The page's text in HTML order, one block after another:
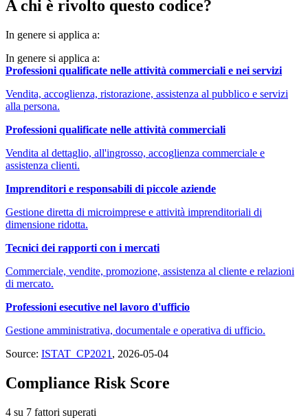
A chi è rivolto questo codice?
In genere si applica a:
In genere si applica a:
Professioni qualificate nelle attività commerciali e nei servizi
Vendita, accoglienza, ristorazione, assistenza al pubblico e servizi
alla persona.
Professioni qualificate nelle attività commerciali
Vendita al dettaglio, all'ingrosso, accoglienza commerciale e
assistenza clienti.
Imprenditori e responsabili di piccole aziende
Gestione diretta di microimprese e attività imprenditoriali di
dimensione ridotta.
Tecnici dei rapporti con i mercati
Commerciale, vendite, promozione, assistenza al cliente e relazioni
di mercato.
Professioni esecutive nel lavoro d'ufficio
Gestione amministrativa, documentale e operativa di ufficio.
Source: ISTAT_CP2021 , 2026-05-04
Compliance Risk Score
4 su 7 fattori superati